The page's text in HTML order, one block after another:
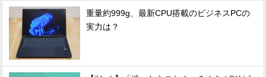
重量約999g、最新CPU搭載のビジネスPCの
実力は？